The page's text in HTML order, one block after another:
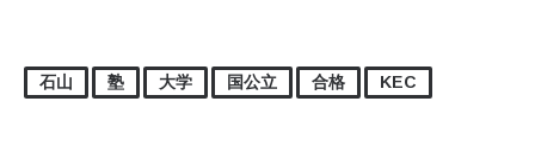
石山 塾 大学 国公立 合格 KEC